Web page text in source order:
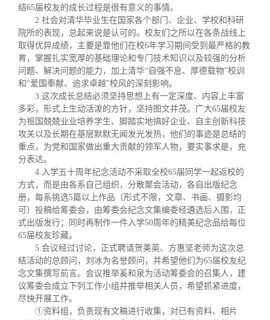
结65届校友的成长过程是很有意义的事情。
2.社会对清华毕业生在国家各个部门、企业、学校和科研
院所的表现，总起来说是认可的。校友们之所以在各条战线上
取得优异成绩，主要是靠他们在校6年学习期间受到最严格的教
育，掌握扎实宽厚的基础理论和专门技术知识以及较强的分析
问题、解决问题的能力，加上清华“ 自强不息、厚德载物”校训
和“爱国奉献、追求卓越”校风的深刻影响。
3.这次成长总结必须坚持思想上有一定深度、内容上丰富
多彩，形式上生动活泼的方针，坚持图文并茂。广大65届校友
为祖国兢兢业业培养学生、脚踏实地搞好企业、自主创新科技
攻关以及长期在基层默默无闻发光发热，他们的事迹是总结的
重点，为党和国家做出重大贡献的领军人物，要实事求是，充
分表达。
4. 入学五十周年纪念活动不采取全校65届同学一起返校的
方式，而是由各系自己组织，分散聚会活动，各自出版纪念
册，每系挑选5篇以上作品（形式不限，文章、书画、摄影均
可）投稿给筹委会，由筹委会纪念文集编委经遴选后入围，正
式出版发行；同时再制作一件入学50周年的精美纪念品给每位
65届校友珍藏。
5.会议经过讨论，正式聘请贺美英、方惠坚老师为这次总
结活动的总顾问，刘冰为名誉顾问，并希望他们为65届校友纪
念文集撰写前言。会议推举奚和泉为活动筹委会的召集人，建
议筹委会成立下列工作小组并推举相关人员，希望抓紧进度，
尽快开展工作。
①资料组，负责现有文稿进行收集，对已有资料、相片